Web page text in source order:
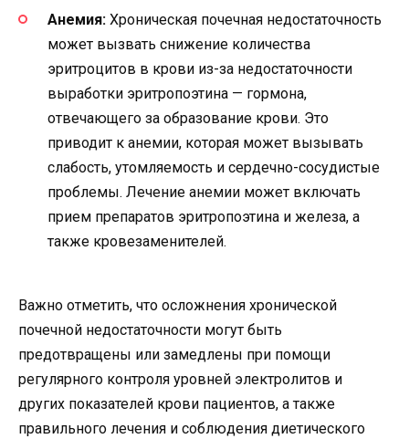
Анемия: Хроническая почечная недостаточность
может вызвать снижение количества
эритроцитов в крови из-за недостаточности
выработки эритропоэтина — гормона,
отвечающего за образование крови. Это
приводит к анемии, которая может вызывать
слабость, утомляемость и сердечно-сосудистые
проблемы. Лечение анемии может включать
прием препаратов эритропоэтина и железа, а
также кровезаменителей.
Важно отметить, что осложнения хронической
почечной недостаточности могут быть
предотвращены или замедлены при помощи
регулярного контроля уровней электролитов и
других показателей крови пациентов, а также
правильного лечения и соблюдения диетического